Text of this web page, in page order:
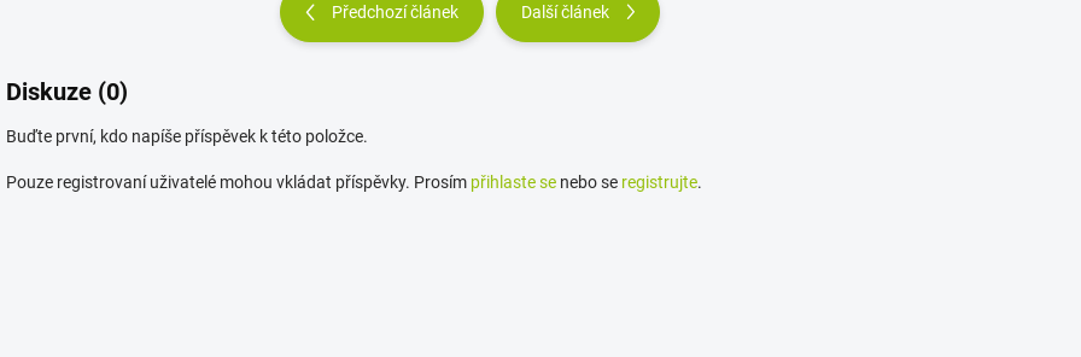
Předchozí článek Další článek
Diskuze (0)
Buďte první, kdo napíše příspěvek k této položce.
Pouze registrovaní uživatelé mohou vkládat příspěvky. Prosím přihlaste se nebo se registrujte.